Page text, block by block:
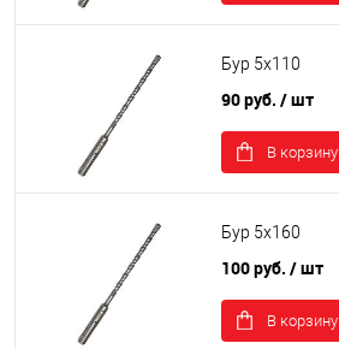
Бур 5х110
90 руб. / шт
В корзину
Бур 5х160
100 руб. / шт
В корзину